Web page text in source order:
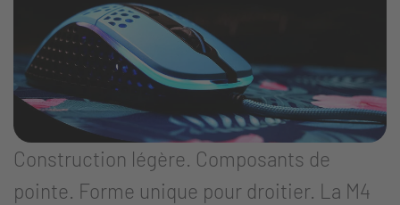
Construction légère. Composants de
pointe. Forme unique pour droitier. La M4